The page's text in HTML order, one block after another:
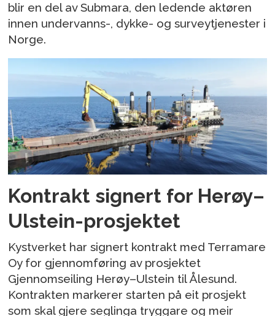
blir en del av Submara, den ledende aktøren
innen undervanns-, dykke- og surveytjenester i
Norge.
Kontrakt signert for Herøy–
Ulstein-prosjektet
Kystverket har signert kontrakt med Terramare
Oy for gjennomføring av prosjektet
Gjennomseiling Herøy–Ulstein til Ålesund.
Kontrakten markerer starten på eit prosjekt
som skal gjere seglinga tryggare og meir